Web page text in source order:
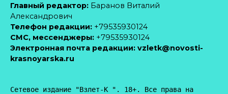
Главный редактор: Баранов Виталий
Александрович
Телефон редакции: +79535930124
CМС, мессенджеры: +79535930124
Электронная почта редакции: vzletk@novosti-
krasnoyarska.ru
Сетевое издание "Взлет-К ". 18+. Все права на